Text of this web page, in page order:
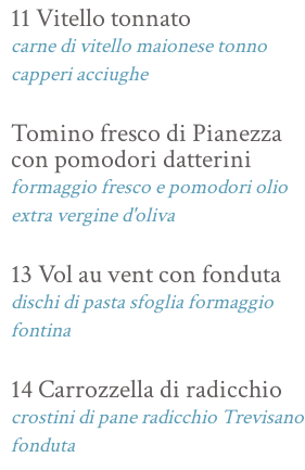
11 Vitello tonnato
carne di vitello maionese tonno
capperi acciughe
Tomino fresco di Pianezza
con pomodori datterini
formaggio fresco e pomodori olio
extra vergine d'oliva
13 Vol au vent con fonduta
dischi di pasta sfoglia formaggio
fontina
14 Carrozzella di radicchio
crostini di pane radicchio Trevisano
fonduta